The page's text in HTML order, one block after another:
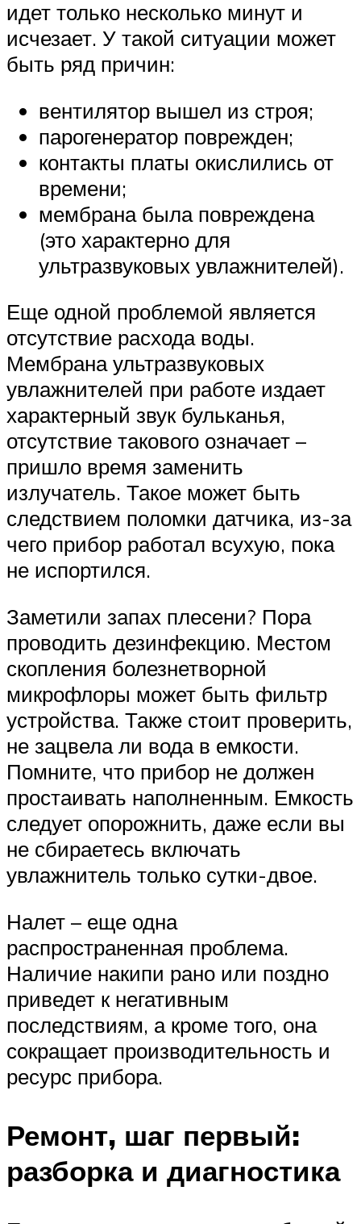
идет только несколько минут и
исчезает. У такой ситуации может
быть ряд причин:
вентилятор вышел из строя;
парогенератор поврежден;
контакты платы окислились от
времени;
мембрана была повреждена
(это характерно для
ультразвуковых увлажнителей).
Еще одной проблемой является
отсутствие расхода воды.
Мембрана ультразвуковых
увлажнителей при работе издает
характерный звук бульканья,
отсутствие такового означает –
пришло время заменить
излучатель. Такое может быть
следствием поломки датчика, из-за
чего прибор работал всухую, пока
не испортился.
Заметили запах плесени? Пора
проводить дезинфекцию. Местом
скопления болезнетворной
микрофлоры может быть фильтр
устройства. Также стоит проверить,
не зацвела ли вода в емкости.
Помните, что прибор не должен
простаивать наполненным. Емкость
следует опорожнить, даже если вы
не сбираетесь включать
увлажнитель только сутки-двое.
Налет – еще одна
распространенная проблема.
Наличие накипи рано или поздно
приведет к негативным
последствиям, а кроме того, она
сокращает производительность и
ресурс прибора.
Ремонт, шаг первый:
разборка и диагностика